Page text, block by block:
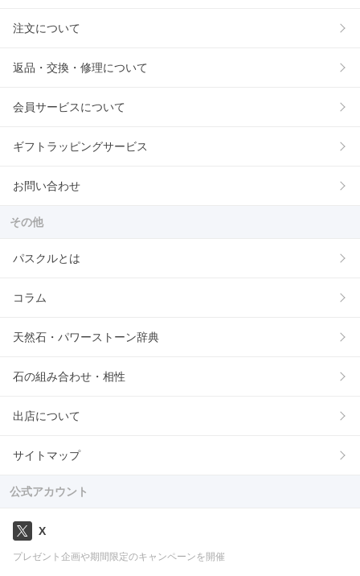
注文について
返品・交換・修理について
会員サービスについて
ギフトラッピングサービス
お問い合わせ
その他
パスクルとは
コラム
天然石・パワーストーン辞典
石の組み合わせ・相性
出店について
サイトマップ
公式アカウント
X
プレゼント企画や期間限定のキャンペーンを開催